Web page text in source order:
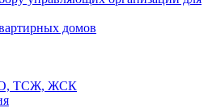
домов
ТСЖ, ЖСК